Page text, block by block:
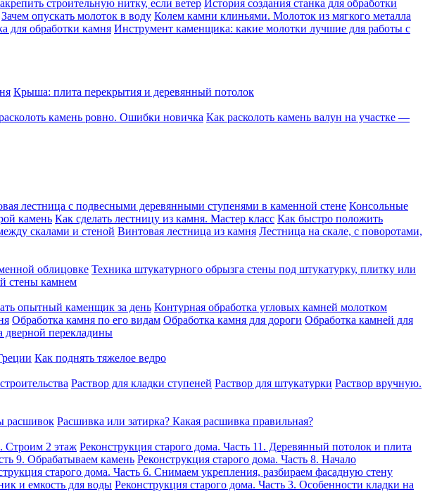
строительную нитку, если ветер История создания станка для обработки
Зачем опускать молоток в воду Колем камни клиньями. Молоток из мягкого металла
для обработки камня Инструмент каменщика: какие молотки лучшие для работы с
Крыша: плита перекрытия и деревянный потолок
камень ровно. Ошибки новичка Как расколоть камень валун на участке —
лестница с подвесными деревянными ступенями в каменной стене Консольные
камень Как сделать лестницу из камня. Мастер класс Как быстро положить
скалами и стеной Винтовая лестница из камня Лестница на скале, с поворотами,
облицовке Техника штукатурного обрызга стены под штукатурку, плитку или
стены камнем
опытный каменщик за день Контурная обработка угловых камней молотком
Обработка камня по его видам Обработка камня для дороги Обработка камней для
дверной перекладины
Как поднять тяжелое ведро
Раствор для кладки ступеней Раствор для штукатурки Раствор вручную.
расшивок Расшивка или затирка? Какая расшивка правильная?
Строим 2 этаж Реконструкция старого дома. Часть 11. Деревянный потолок и плита
9. Обрабатываем камень Реконструкция старого дома. Часть 8. Начало
старого дома. Часть 6. Снимаем укрепления, разбираем фасадную стену
и емкость для воды Реконструкция старого дома. Часть 3. Особенности кладки на